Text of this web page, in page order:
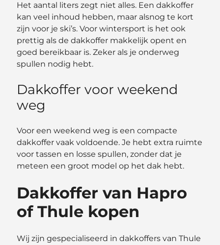
Het aantal liters zegt niet alles. Een dakkoffer
kan veel inhoud hebben, maar alsnog te kort
zijn voor je ski’s. Voor wintersport is het ook
prettig als de dakkoffer makkelijk opent en
goed bereikbaar is. Zeker als je onderweg
spullen nodig hebt.
Dakkoffer voor weekend
weg
Voor een weekend weg is een compacte
dakkoffer vaak voldoende. Je hebt extra ruimte
voor tassen en losse spullen, zonder dat je
meteen een groot model op het dak hebt.
Dakkoffer van Hapro
of Thule kopen
Wij zijn gespecialiseerd in dakkoffers van Thule